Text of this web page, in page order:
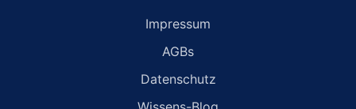
Impressum
AGBs
Datenschutz